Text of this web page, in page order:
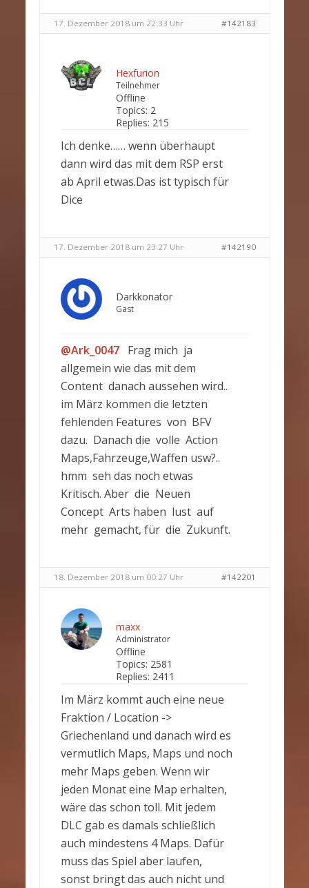
17. Dezember 2018 um 22:33 Uhr #142183
Hexfurion
Teilnehmer
Offline
Topics: 2
Replies: 215
Ich denke…… wenn überhaupt
dann wird das mit dem RSP erst
ab April etwas.Das ist typisch für
Dice
17. Dezember 2018 um 23:27 Uhr #142190
Darkkonator
Gast
@Ark_0047Frag mich ja
allgemein wie das mit dem
Content danach aussehen wird..
im März kommen die letzten
fehlenden Features von BFV
dazu. Danach die volle Action
Maps,Fahrzeuge,Waffen usw?..
hmm seh das noch etwas
Kritisch. Aber die Neuen
Concept Arts haben lust auf
mehr gemacht, für die Zukunft.
18. Dezember 2018 um 00:27 Uhr #142201
maxx
Administrator
Offline
Topics: 2581
Replies: 2411
Im März kommt auch eine neue
Fraktion / Location ->
Griechenland und danach wird es
vermutlich Maps, Maps und noch
mehr Maps geben. Wenn wir
jeden Monat eine Map erhalten,
wäre das schon toll. Mit jedem
DLC gab es damals schließlich
auch mindestens 4 Maps. Dafür
muss das Spiel aber laufen,
sonst bringt das auch nicht und